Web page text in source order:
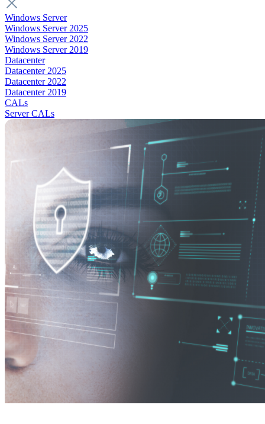
Windows Server
Windows Server 2025
Windows Server 2022
Windows Server 2019
Datacenter
Datacenter 2025
Datacenter 2022
Datacenter 2019
CALs
Server CALs